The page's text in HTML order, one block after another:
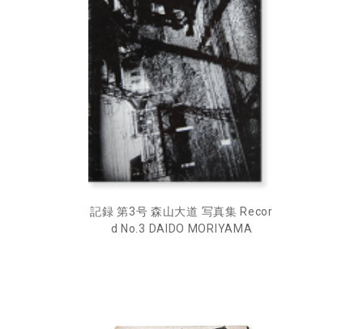
記録 第3号 森山大道 写真集 Recor
d No.3 DAIDO MORIYAMA